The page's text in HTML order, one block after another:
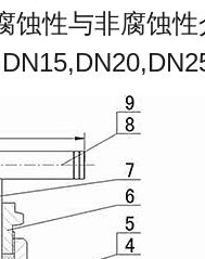
蚀性与非腐蚀性